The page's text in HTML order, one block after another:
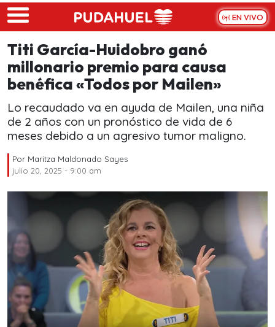
Skip to main content
EN VIVO
Titi García-Huidobro ganó
millonario premio para causa
benéfica «Todos por Mailen»
Lo recaudado va en ayuda de Mailen, una niña
de 2 años con un pronóstico de vida de 6
meses debido a un agresivo tumor maligno.
Por Maritza Maldonado Sayes
julio 20, 2025 - 9:00 am